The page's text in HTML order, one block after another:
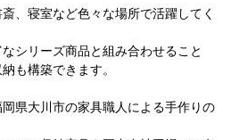
、寝室など色々な場所で活躍してく
シリーズ商品と組み合わせること
も構築できます。
県大川市の家具職人による手作りの